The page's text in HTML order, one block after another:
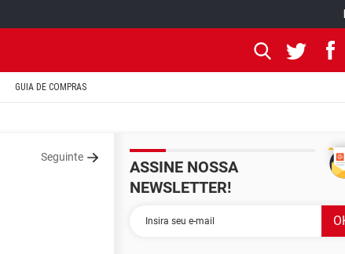
GUIA DE COMPRAS
Seguinte
ASSINE NOSSA
NEWSLETTER!